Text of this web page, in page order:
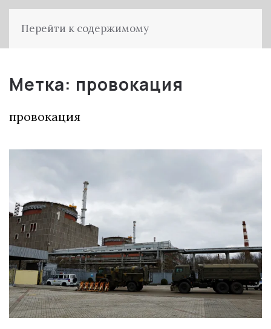
Перейти к содержимому
Метка: провокация
провокация